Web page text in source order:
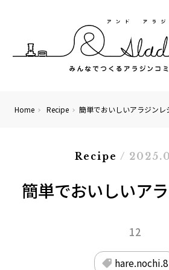
Home Recipe 簡単でおいしいアラジンレ
Recipe /
簡単でおいしいア
12
hare.nochi.8